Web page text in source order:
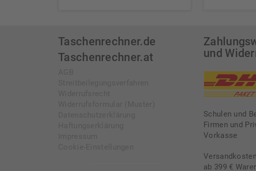
Taschenrechner.de
Taschenrechner.at
und
Schulen und
Firmen und
Vorkasse
ab 399 €